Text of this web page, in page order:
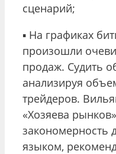
сценарий;
▪️ На графиках
произошли
продаж. Судить
анализируя
трейдеров.
«Хозяева
закономерность
языком,